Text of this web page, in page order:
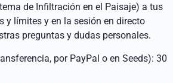
de Infiltración en el Paisaje) a tus
y límites y en la sesión en directo
preguntas y dudas personales.
por PayPal o en Seeds): 30